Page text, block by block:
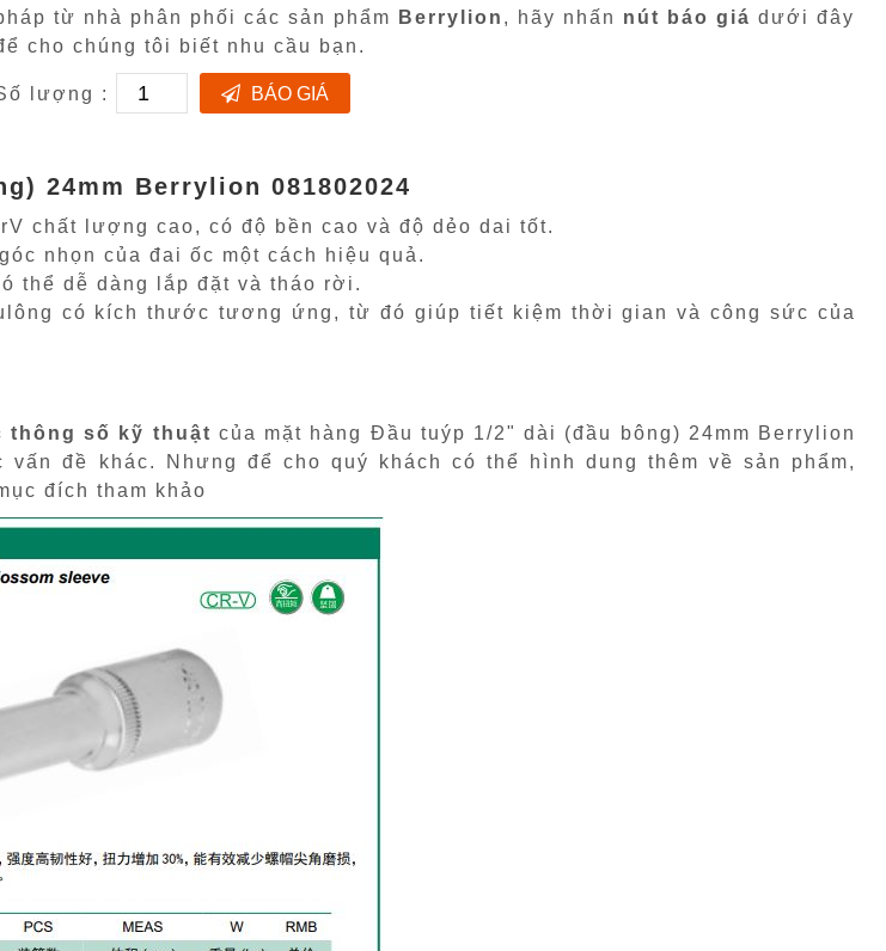
từ nhà phân phối các sản phẩm
Berrylion , hãy nhấn nút báo giá dưới đây
cho chúng tôi biết nhu cầu bạn.
lượng : BÁO GIÁ
24mm Berrylion 081802024
chất lượng cao, có độ bền cao và độ dẻo dai tốt.
nhọn của đai ốc một cách hiệu quả.
thể dễ dàng lắp đặt và tháo rời.
có kích thước tương ứng, từ đó giúp tiết kiệm thời gian và công sức của
thông số kỹ thuật của mặt hàng Đầu tuýp 1/2" dài (đầu bông) 24mm Berrylion
đề khác. Nhưng để cho quý khách có thể hình dung thêm về sản phẩm,
đích tham khảo